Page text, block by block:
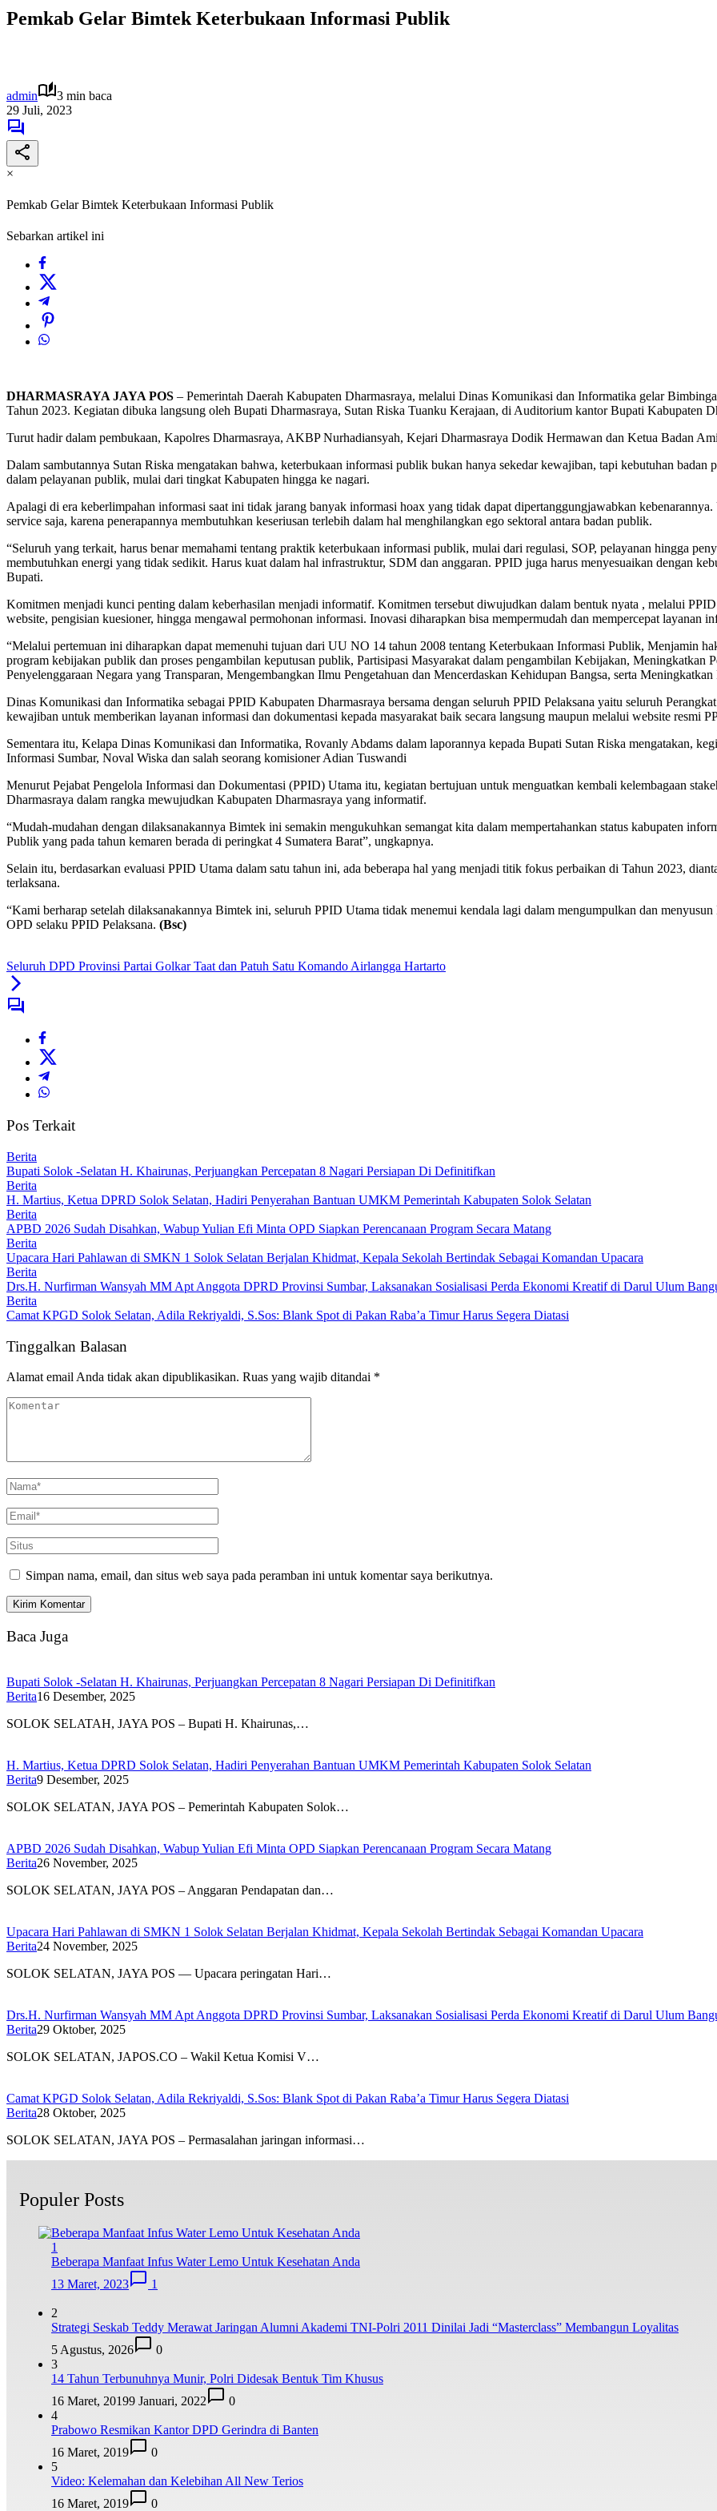
Pemkab Gelar Bimtek Keterbukaan Informasi Publik
admin
3 min baca
29 Juli, 2023
×
Pemkab Gelar Bimtek Keterbukaan Informasi Publik
Sebarkan artikel ini
DHARMASRAYA JAYA POS – Pemerintah Daerah Kabupaten Dharmasraya, melalui Dinas Komunikasi dan Informatika gelar
Tahun 2023. Kegiatan dibuka langsung oleh Bupati Dharmasraya, Sutan Riska Tuanku Kerajaan, di Auditorium kantor Bupati Kabupaten
Turut hadir dalam pembukaan, Kapolres Dharmasraya, AKBP Nurhadiansyah, Kejari Dharmasraya Dodik Hermawan dan Ketua Badan
Dalam sambutannya Sutan Riska mengatakan bahwa, keterbukaan informasi publik bukan hanya sekedar kewajiban, tapi kebutuhan
dalam pelayanan publik, mulai dari tingkat Kabupaten hingga ke nagari.
Apalagi di era keberlimpahan informasi saat ini tidak jarang banyak informasi hoax yang tidak dapat dipertanggungjawabkan
service saja, karena penerapannya membutuhkan keseriusan terlebih dalam hal menghilangkan ego sektoral antara badan publik.
“Seluruh yang terkait, harus benar memahami tentang praktik keterbukaan informasi publik, mulai dari regulasi, SOP, pelayanan hingga
membutuhkan energi yang tidak sedikit. Harus kuat dalam hal infrastruktur, SDM dan anggaran. PPID juga harus menyesuaikan dengan
Bupati.
Komitmen menjadi kunci penting dalam keberhasilan menjadi informatif. Komitmen tersebut diwujudkan dalam bentuk nyata , melalui
website, pengisian kuesioner, hingga mengawal permohonan informasi. Inovasi diharapkan bisa mempermudah dan mempercepat layanan
“Melalui pertemuan ini diharapkan dapat memenuhi tujuan dari UU NO 14 tahun 2008 tentang Keterbukaan Informasi Publik, Menjamin
program kebijakan publik dan proses pengambilan keputusan publik, Partisipasi Masyarakat dalam pengambilan Kebijakan,
Penyelenggaraan Negara yang Transparan, Mengembangkan Ilmu Pengetahuan dan Mencerdaskan Kehidupan Bangsa, serta
Dinas Komunikasi dan Informatika sebagai PPID Kabupaten Dharmasraya bersama dengan seluruh PPID Pelaksana yaitu seluruh
kewajiban untuk memberikan layanan informasi dan dokumentasi kepada masyarakat baik secara langsung maupun melalui website resmi
Sementara itu, Kelapa Dinas Komunikasi dan Informatika, Rovanly Abdams dalam laporannya kepada Bupati Sutan Riska mengatakan,
Informasi Sumbar, Noval Wiska dan salah seorang komisioner Adian Tuswandi
Menurut Pejabat Pengelola Informasi dan Dokumentasi (PPID) Utama itu, kegiatan bertujuan untuk menguatkan kembali kelembagaan
Dharmasraya dalam rangka mewujudkan Kabupaten Dharmasraya yang informatif.
“Mudah-mudahan dengan dilaksanakannya Bimtek ini semakin mengukuhkan semangat kita dalam mempertahankan status kabupaten
Publik yang pada tahun kemaren berada di peringkat 4 Sumatera Barat”, ungkapnya.
Selain itu, berdasarkan evaluasi PPID Utama dalam satu tahun ini, ada beberapa hal yang menjadi titik fokus perbaikan di Tahun 2023,
terlaksana.
“Kami berharap setelah dilaksanakannya Bimtek ini, seluruh PPID Utama tidak menemui kendala lagi dalam mengumpulkan dan
OPD selaku PPID Pelaksana. (Bsc)
Seluruh DPD Provinsi Partai Golkar Taat dan Patuh Satu Komando Airlangga Hartarto
Pos Terkait
Berita
Bupati Solok -Selatan H. Khairunas, Perjuangkan Percepatan 8 Nagari Persiapan Di Definitifkan
Berita
H. Martius, Ketua DPRD Solok Selatan, Hadiri Penyerahan Bantuan UMKM Pemerintah Kabupaten Solok Selatan
Berita
APBD 2026 Sudah Disahkan, Wabup Yulian Efi Minta OPD Siapkan Perencanaan Program Secara Matang
Berita
Upacara Hari Pahlawan di SMKN 1 Solok Selatan Berjalan Khidmat, Kepala Sekolah Bertindak Sebagai Komandan Upacara
Berita
Drs.H. Nurfirman Wansyah MM Apt Anggota DPRD Provinsi Sumbar, Laksanakan Sosialisasi Perda Ekonomi Kreatif di Darul Ulum
Berita
Camat KPGD Solok Selatan, Adila Rekriyaldi, S.Sos: Blank Spot di Pakan Raba’a Timur Harus Segera Diatasi
Tinggalkan Balasan
Alamat email Anda tidak akan dipublikasikan. Ruas yang wajib ditandai *
Simpan nama, email, dan situs web saya pada peramban ini untuk komentar saya berikutnya.
Baca Juga
Bupati Solok -Selatan H. Khairunas, Perjuangkan Percepatan 8 Nagari Persiapan Di Definitifkan
Berita16 Desember, 2025
SOLOK SELATAH, JAYA POS – Bupati H. Khairunas,…
H. Martius, Ketua DPRD Solok Selatan, Hadiri Penyerahan Bantuan UMKM Pemerintah Kabupaten Solok Selatan
Berita9 Desember, 2025
SOLOK SELATAN, JAYA POS – Pemerintah Kabupaten Solok…
APBD 2026 Sudah Disahkan, Wabup Yulian Efi Minta OPD Siapkan Perencanaan Program Secara Matang
Berita26 November, 2025
SOLOK SELATAN, JAYA POS – Anggaran Pendapatan dan…
Upacara Hari Pahlawan di SMKN 1 Solok Selatan Berjalan Khidmat, Kepala Sekolah Bertindak Sebagai Komandan Upacara
Berita24 November, 2025
SOLOK SELATAN, JAYA POS — Upacara peringatan Hari…
Drs.H. Nurfirman Wansyah MM Apt Anggota DPRD Provinsi Sumbar, Laksanakan Sosialisasi Perda Ekonomi Kreatif di Darul Ulum
Berita29 Oktober, 2025
SOLOK SELATAN, JAPOS.CO – Wakil Ketua Komisi V…
Camat KPGD Solok Selatan, Adila Rekriyaldi, S.Sos: Blank Spot di Pakan Raba’a Timur Harus Segera Diatasi
Berita28 Oktober, 2025
SOLOK SELATAN, JAYA POS – Permasalahan jaringan informasi…
Populer Posts
1
Beberapa Manfaat Infus Water Lemo Untuk Kesehatan Anda
13 Maret, 2023
1
2
Strategi Seskab Teddy Merawat Jaringan Alumni Akademi TNI-Polri 2011 Dinilai Jadi “Masterclass” Membangun Loyalitas
5 Agustus, 2026
0
3
14 Tahun Terbunuhnya Munir, Polri Didesak Bentuk Tim Khusus
16 Maret, 20199 Januari, 2022
0
4
Prabowo Resmikan Kantor DPD Gerindra di Banten
16 Maret, 2019
0
5
Video: Kelemahan dan Kelebihan All New Terios
16 Maret, 2019
0